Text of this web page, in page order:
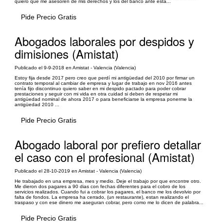
quiero que me asesoren de mis derechos y los del banco ante esta...
Pide Precio Gratis
Abogados laborales por despidos y
dimisiones (Amistat)
Publicado el 9-9-2018 en Amistat - Valencia (Valencia)
Estoy fija desde 2017 pero creo que perdí mi antigüedad del 2010 por firmar un
contrato temporal al cambiar de empresa y lugar de trabajo en nov 2016 antes
tenía fijo discontinuo quiero saber en mi despido pactado para poder cobrar
prestaciones y seguir con mi vida en otra cuidad si deben de respetar mi
antigüedad nominal de ahora 2017 o para beneficiarse la empresa ponerme la
antigüedad 2010 ...
Pide Precio Gratis
Abogado laboral por prefiero detallar
el caso con el profesional (Amistat)
Publicado el 28-10-2019 en Amistat - Valencia (Valencia)
He trabajado en una empresa, mes y medio. Deje el trabajo por que encontre otro.
Me dieron dos pagares a 90 dias con fechas diferentes para el cobro de los
servicios realizados. Cuando fui a cobrar los pagares, el banco me los devolvio por
falta de fondos. La empresa ha cerrado, (un restaurante), estan realizando el
traspaso y con ese dinero me aseguran cobrar, pero como me lo dicen de palabra...
Pide Precio Gratis